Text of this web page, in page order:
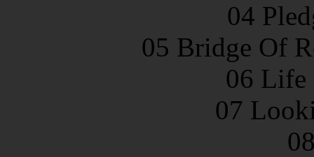
04
05 Bridge Of
06 Life
07